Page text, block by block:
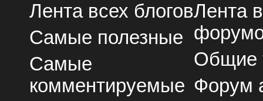
Лента всех блогов
Самые полезные
Самые
комментируемые
Лента
Общие
Форум